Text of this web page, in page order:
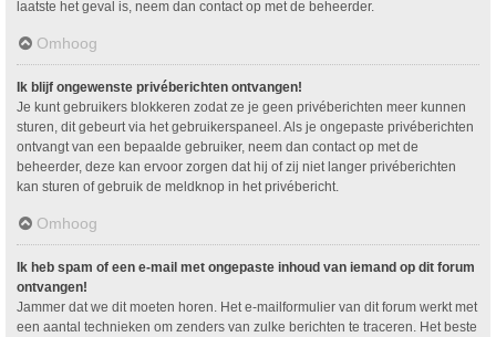
laatste het geval is, neem dan contact op met de beheerder.
Omhoog
Ik blijf ongewenste privéberichten ontvangen!
Je kunt gebruikers blokkeren zodat ze je geen privéberichten meer kunnen
sturen, dit gebeurt via het gebruikerspaneel. Als je ongepaste privéberichten
ontvangt van een bepaalde gebruiker, neem dan contact op met de
beheerder, deze kan ervoor zorgen dat hij of zij niet langer privéberichten
kan sturen of gebruik de meldknop in het privébericht.
Omhoog
Ik heb spam of een e-mail met ongepaste inhoud van iemand op dit forum
ontvangen!
Jammer dat we dit moeten horen. Het e-mailformulier van dit forum werkt met
een aantal technieken om zenders van zulke berichten te traceren. Het beste